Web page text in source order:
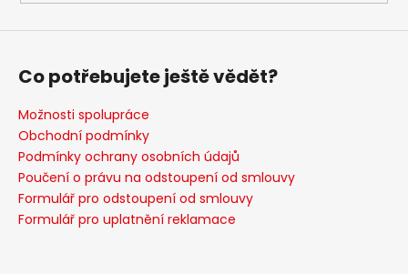
Co potřebujete ještě vědět?
Možnosti spolupráce
Obchodní podmínky
Podmínky ochrany osobních údajů
Poučení o právu na odstoupení od smlouvy
Formulář pro odstoupení od smlouvy
Formulář pro uplatnění reklamace